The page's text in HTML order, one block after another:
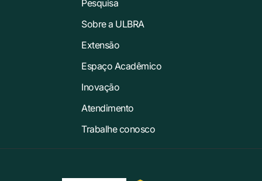
Pesquisa
Sobre a ULBRA
Extensão
Espaço Acadêmico
Inovação
Atendimento
Trabalhe conosco